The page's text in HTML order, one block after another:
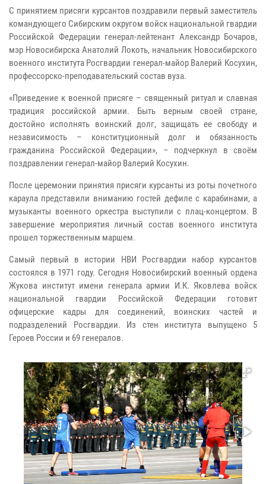
С принятием присяги курсантов поздравили первый заместитель
командующего Сибирским округом войск национальной гвардии
Российской Федерации генерал-лейтенант Александр Бочаров,
мэр Новосибирска Анатолий Локоть, начальник Новосибирского
военного института Росгвардии генерал-майор Валерий Косухин,
профессорско-преподавательский состав вуза.
«Приведение к военной присяге – священный ритуал и славная
традиция российской армии. Быть верным своей стране,
достойно исполнять воинский долг, защищать ее свободу и
независимость – конституционный долг и обязанность
гражданина Российской Федерации», – подчеркнул в своём
поздравлении генерал-майор Валерий Косухин.
После церемонии принятия присяги курсанты из роты почетного
караула представили вниманию гостей дефиле с карабинами, а
музыканты военного оркестра выступили с плац-концертом. В
завершение мероприятия личный состав военного института
прошел торжественным маршем.
Самый первый в истории НВИ Росгвардии набор курсантов
состоялся в 1971 году. Сегодня Новосибирский военный ордена
Жукова институт имени генерала армии И.К. Яковлева войск
национальной гвардии Российской Федерации готовит
офицерские кадры для соединений, воинских частей и
подразделений Росгвардии. Из стен института выпущено 5
Героев России и 69 генералов.